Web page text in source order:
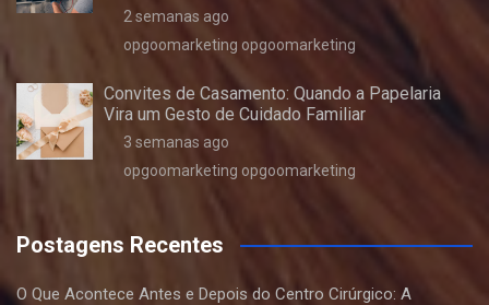
2 semanas ago
opgoomarketing opgoomarketing
Convites de Casamento: Quando a Papelaria
Vira um Gesto de Cuidado Familiar
3 semanas ago
opgoomarketing opgoomarketing
Postagens Recentes
O Que Acontece Antes e Depois do Centro Cirúrgico: A